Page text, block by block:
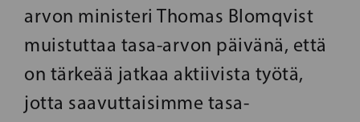
arvon ministeri Thomas Blomqvist
muistuttaa tasa-arvon päivänä, että
on tärkeää jatkaa aktiivista työtä,
jotta saavuttaisimme tasa-